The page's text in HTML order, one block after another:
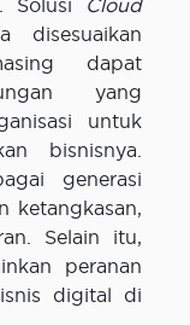
Solusi
Cloud
dapat
yang
untuk
bisnisnya.
generasi
ketangkasan,
Selain itu,
peranan
digital di